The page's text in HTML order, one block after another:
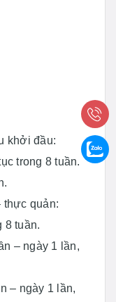
khởi đầu:
trong 8 tuần.
thực quản:
8 tuần.
– ngày 1 lần,
– ngày 1 lần,